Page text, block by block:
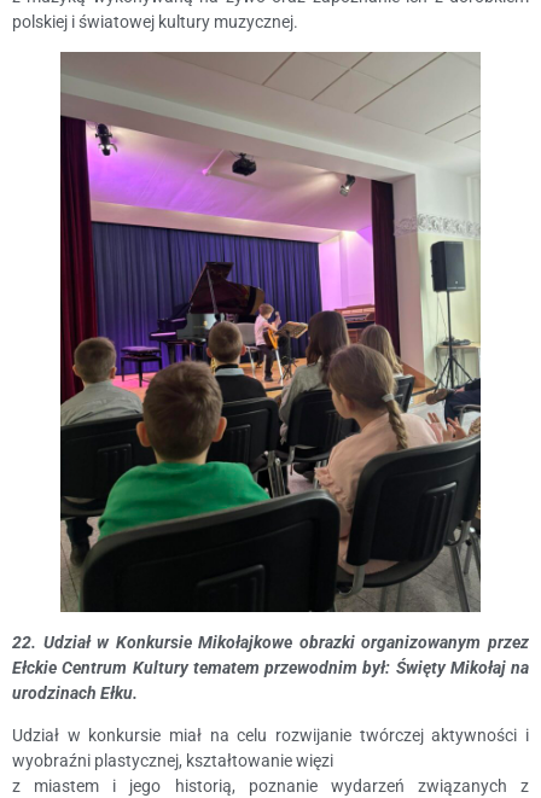
polskiej i światowej kultury muzycznej.
22. Udział w Konkursie Mikołajkowe obrazki organizowanym przez
Ełckie Centrum Kultury tematem przewodnim był: Święty Mikołaj na
urodzinach Ełku.
Udział w konkursie miał na celu rozwijanie twórczej aktywności i
wyobraźni plastycznej, kształtowanie więzi
z miastem i jego historią, poznanie wydarzeń związanych z